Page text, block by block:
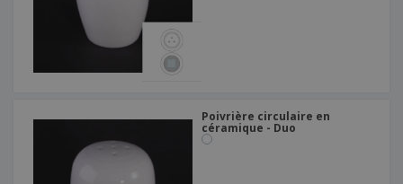
Poivrière circulaire en
céramique - Duo